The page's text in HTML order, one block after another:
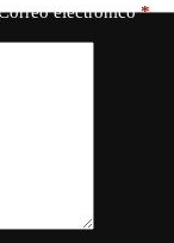
electrónico*